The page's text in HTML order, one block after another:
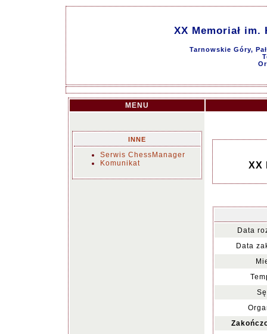
XX Memoriał
Tarnowskie Góry,
MENU
INNE
Serwis ChessManager
Komunikat
XX
Data
Data